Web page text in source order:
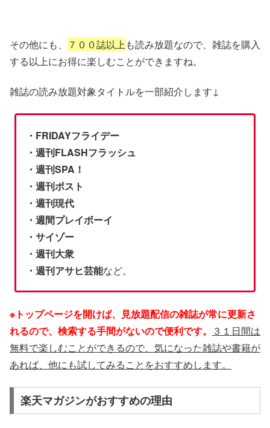
その他にも、 ７００誌以上も読み放題なので、雑誌を購入
する以上にお得に楽しむことができますね。
雑誌の読み放題対象タイトルを一部紹介します↓
・FRIDAYフライデー
・週刊FLASHフラッシュ
・週刊SPA！
・週刊ポスト
・週刊現代
・週間プレイボーイ
・サイゾー
・週刊大衆
・週刊アサヒ芸能など。
※トップページを開けば、見放題配信の雑誌が常に更新さ
れるので、検索する手間がないので便利です。
３１日間は
無料で楽しむことができるので、気になった雑誌や書籍が
あれば、他にも試してみることをおすすめします。
楽天マガジンがおすすめの理由